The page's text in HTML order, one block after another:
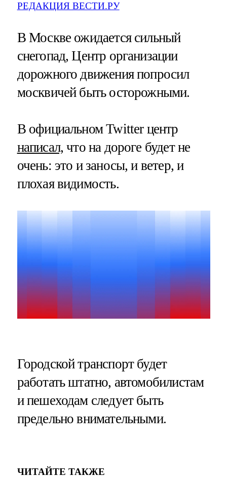
РЕДАКЦИЯ ВЕСТИ.РУ
В Москве ожидается сильный
снегопад, Центр организации
дорожного движения попросил
москвичей быть осторожными.
В официальном Twitter центр
написал, что на дороге будет не
очень: это и заносы, и ветер, и
плохая видимость.
Городской транспорт будет
работать штатно, автомобилистам
и пешеходам следует быть
предельно внимательными.
ЧИТАЙТЕ ТАКЖЕ